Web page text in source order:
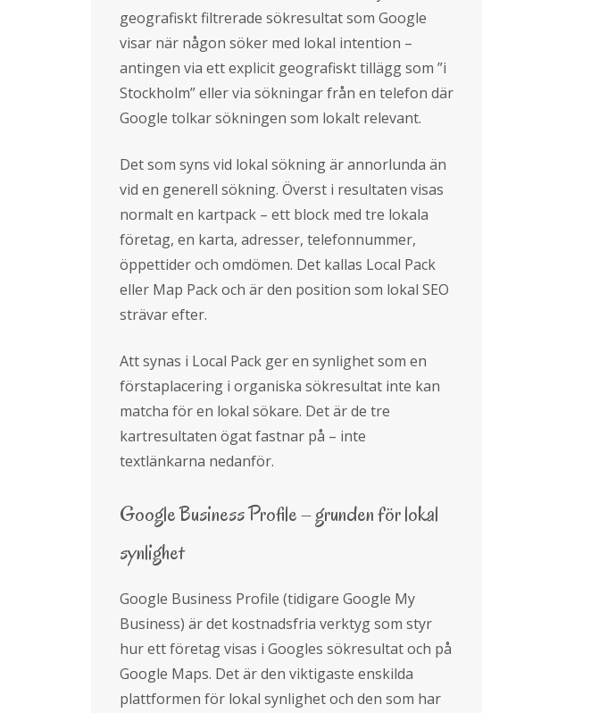
geografiskt filtrerade sökresultat som Google
visar när någon söker med lokal intention –
antingen via ett explicit geografiskt tillägg som ”i
Stockholm” eller via sökningar från en telefon där
Google tolkar sökningen som lokalt relevant.
Det som syns vid lokal sökning är annorlunda än
vid en generell sökning. Överst i resultaten visas
normalt en kartpack – ett block med tre lokala
företag, en karta, adresser, telefonnummer,
öppettider och omdömen. Det kallas Local Pack
eller Map Pack och är den position som lokal SEO
strävar efter.
Att synas i Local Pack ger en synlighet som en
förstaplacering i organiska sökresultat inte kan
matcha för en lokal sökare. Det är de tre
kartresultaten ögat fastnar på – inte
textlänkarna nedanför.
Google Business Profile – grunden för lokal
synlighet
Google Business Profile (tidigare Google My
Business) är det kostnadsfria verktyg som styr
hur ett företag visas i Googles sökresultat och på
Google Maps. Det är den viktigaste enskilda
plattformen för lokal synlighet och den som har